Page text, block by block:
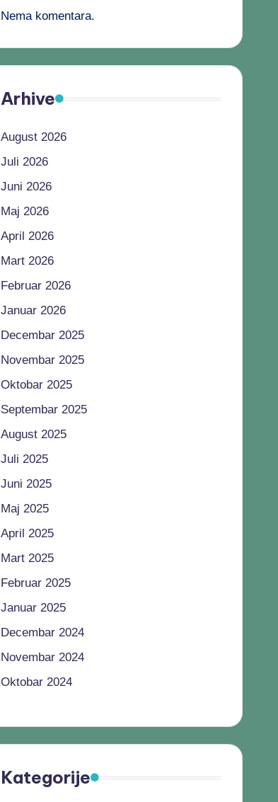
Nema komentara.
Arhive
August 2026
Juli 2026
Juni 2026
Maj 2026
April 2026
Mart 2026
Februar 2026
Januar 2026
Decembar 2025
Novembar 2025
Oktobar 2025
Septembar 2025
August 2025
Juli 2025
Juni 2025
Maj 2025
April 2025
Mart 2025
Februar 2025
Januar 2025
Decembar 2024
Novembar 2024
Oktobar 2024
Kategorije